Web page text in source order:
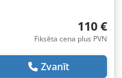
110 €
Fiksēta cena plus PVN
Zvanīt